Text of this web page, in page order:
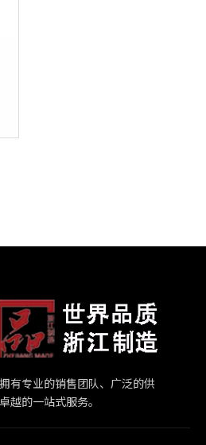
有专业的销售团队、广泛的供
越的一站式服务。